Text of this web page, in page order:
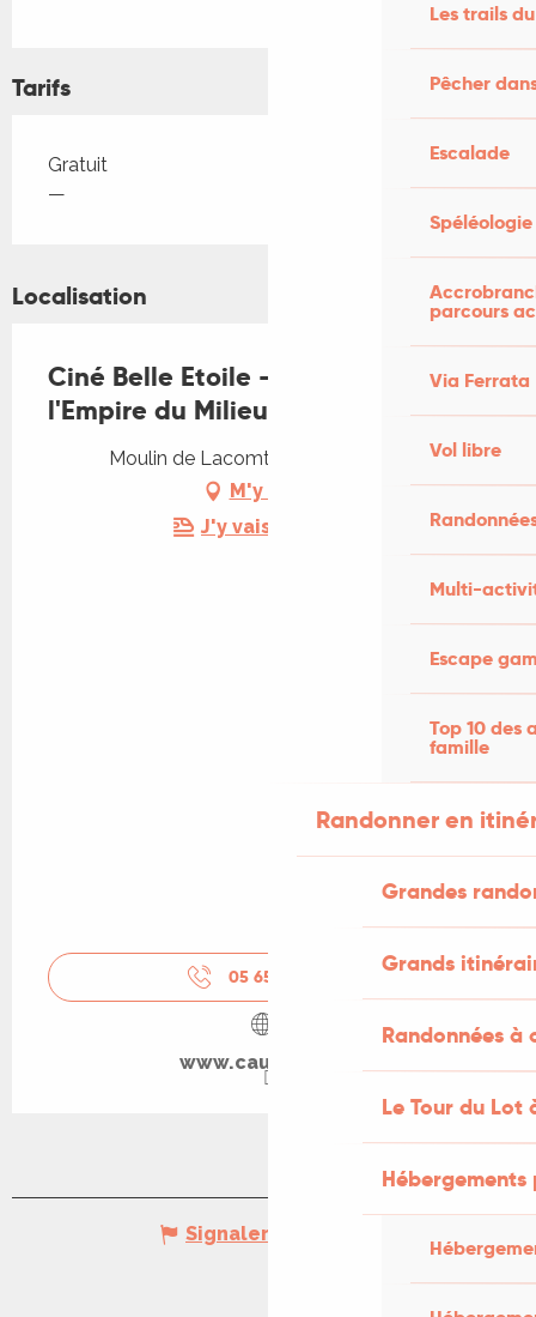
Les trails
Pêcher
Escalade
Spéléologie
parcours
Via Ferrata
Vol libre
Multi-
Escape
Top 10 des
famille
Randonner en
Grandes
Grands
Randonnées
Le Tour du Lot
Tarifs
Tarifs 2026
Gratuit
—
Localisation
Ciné Belle Etoile - Astérix et
l'Empire du Milieu
Moulin de Lacomté, 46500 Carlucet
M'y rendre
J'y vais en train !
05 65 33 16
www.cauvaldor.fr
Signaler une erreur